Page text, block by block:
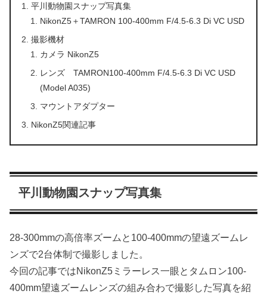
平川動物園スナップ写真集
NikonZ5＋TAMRON 100-400mm F/4.5-6.3 Di VC USD
撮影機材
カメラ NikonZ5
レンズ TAMRON100-400mm F/4.5-6.3 Di VC USD
(Model A035)
マウントアダプター
NikonZ5関連記事
平川動物園スナップ写真集
28-300mmの高倍率ズームと100-400mmの望遠ズームレ
ンズで2台体制で撮影しました。
今回の記事ではNikonZ5ミラーレス一眼とタムロン100-
400mm望遠ズームレンズの組み合わで撮影した写真を紹